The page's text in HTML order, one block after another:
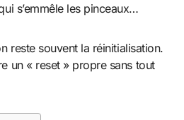
s’emmêle les pinceaux…
reste souvent la réinitialisation.
un « reset » propre sans tout